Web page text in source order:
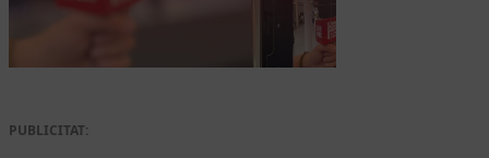
PUBLICITAT: